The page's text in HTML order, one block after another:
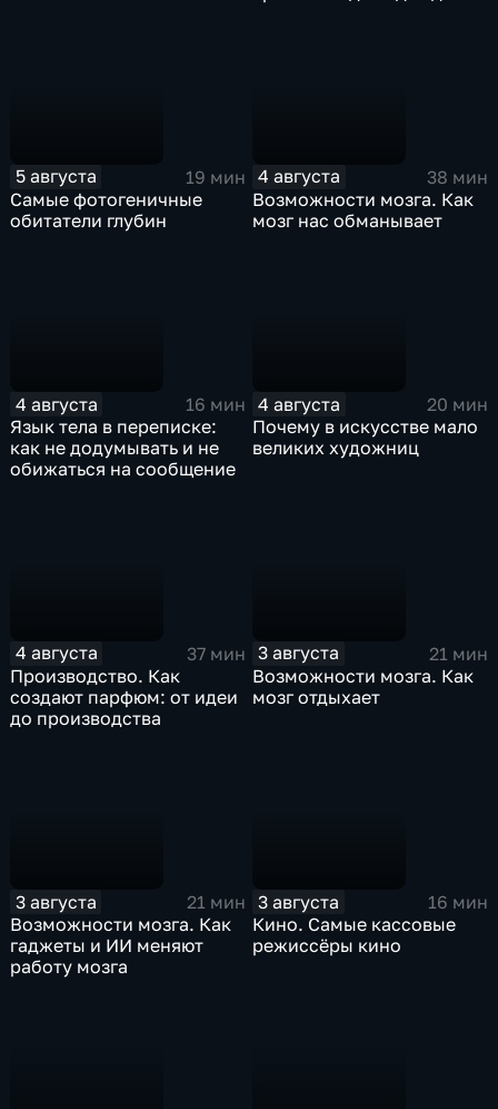
5 августа
19 мин
Самые фотогеничные
обитатели глубин
4 августа
38 мин
Возможности мозга. Как
мозг нас обманывает
4 августа
16 мин
Язык тела в переписке:
как не додумывать и не
обижаться на сообщение
4 августа
20 мин
Почему в искусстве мало
великих художниц
4 августа
37 мин
Производство. Как
создают парфюм: от идеи
до производства
3 августа
21 мин
Возможности мозга. Как
мозг отдыхает
3 августа
21 мин
Возможности мозга. Как
гаджеты и ИИ меняют
работу мозга
3 августа
16 мин
Кино. Самые кассовые
режиссёры кино